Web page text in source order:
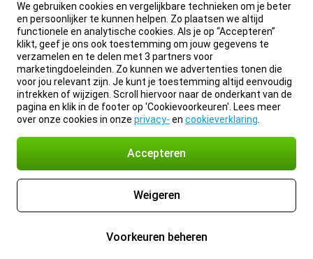
We gebruiken cookies en vergelijkbare technieken om je beter
en persoonlijker te kunnen helpen. Zo plaatsen we altijd
functionele en analytische cookies. Als je op “Accepteren”
klikt, geef je ons ook toestemming om jouw gegevens te
verzamelen en te delen met 3 partners voor
marketingdoeleinden. Zo kunnen we advertenties tonen die
voor jou relevant zijn. Je kunt je toestemming altijd eenvoudig
intrekken of wijzigen. Scroll hiervoor naar de onderkant van de
pagina en klik in de footer op 'Cookievoorkeuren'. Lees meer
over onze cookies in onze privacy- en cookieverklaring
Accepteren
Weigeren
Voorkeuren beheren